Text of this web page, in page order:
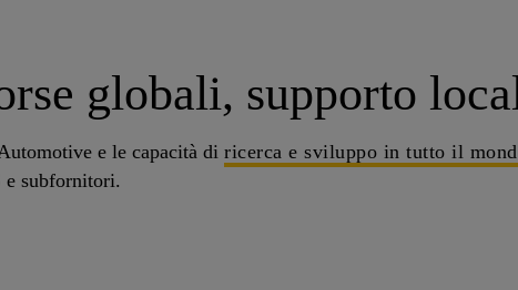
globali, supporto
e le capacità di ricerca e sviluppo in tutto il
subfornitori.